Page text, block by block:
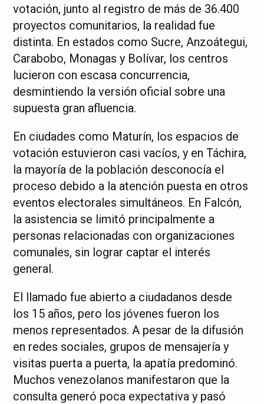
votación, junto al registro de más de 36.400
proyectos comunitarios, la realidad fue
distinta. En estados como Sucre, Anzoátegui,
Carabobo, Monagas y Bolívar, los centros
lucieron con escasa concurrencia,
desmintiendo la versión oficial sobre una
supuesta gran afluencia.
En ciudades como Maturín, los espacios de
votación estuvieron casi vacíos, y en Táchira,
la mayoría de la población desconocía el
proceso debido a la atención puesta en otros
eventos electorales simultáneos. En Falcón,
la asistencia se limitó principalmente a
personas relacionadas con organizaciones
comunales, sin lograr captar el interés
general.
El llamado fue abierto a ciudadanos desde
los 15 años, pero los jóvenes fueron los
menos representados. A pesar de la difusión
en redes sociales, grupos de mensajería y
visitas puerta a puerta, la apatía predominó.
Muchos venezolanos manifestaron que la
consulta generó poca expectativa y pasó